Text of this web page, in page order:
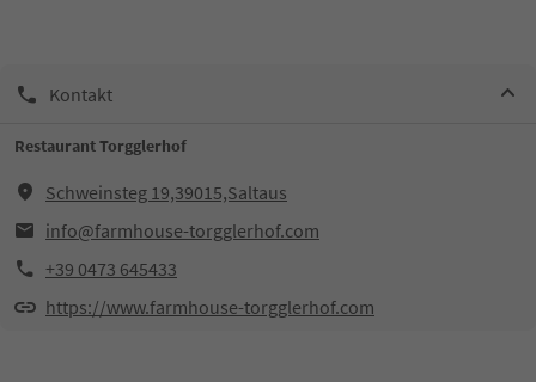
Kontakt
Restaurant Torgglerhof
Schweinsteg 19,39015,Saltaus
info@farmhouse-torgglerhof.com
+39 0473 645433
https://www.farmhouse-torgglerhof.com